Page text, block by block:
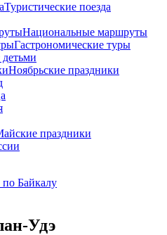
Туристические поезда
Национальные маршруты
Гастрономические туры
Ноябрьские праздники
праздники
Байкалу
Удэ